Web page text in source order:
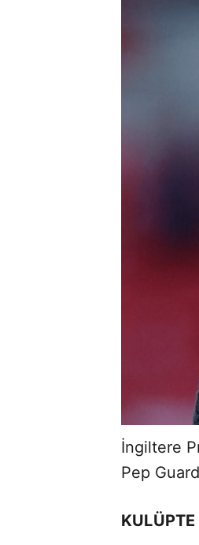
İngiltere
Pep